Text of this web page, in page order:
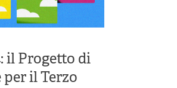
il Progetto di
per il Terzo